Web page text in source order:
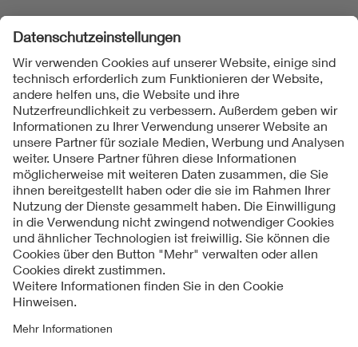
Folgen Sie uns
Kontakte
Service
Impressum
Datenschutzinformationen
Cookie Hinweise